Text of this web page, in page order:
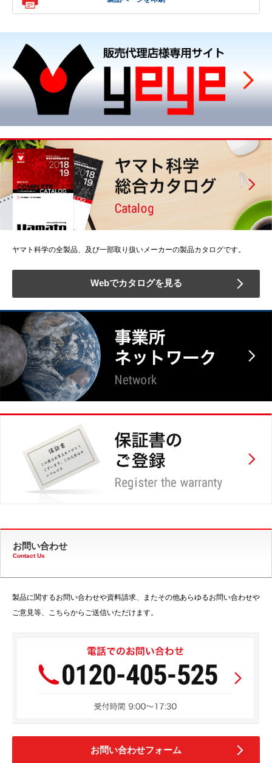
ヤマト科学の全製品、及び一部取り扱いメーカーの製品カタログです。
Webでカタログを見る
お問い合わせ
Contact Us
製品に関するお問い合わせや資料請求、またその他あらゆるお問い合わせや
ご意見等、こちらからご送信いただけます。
お問い合わせフォーム